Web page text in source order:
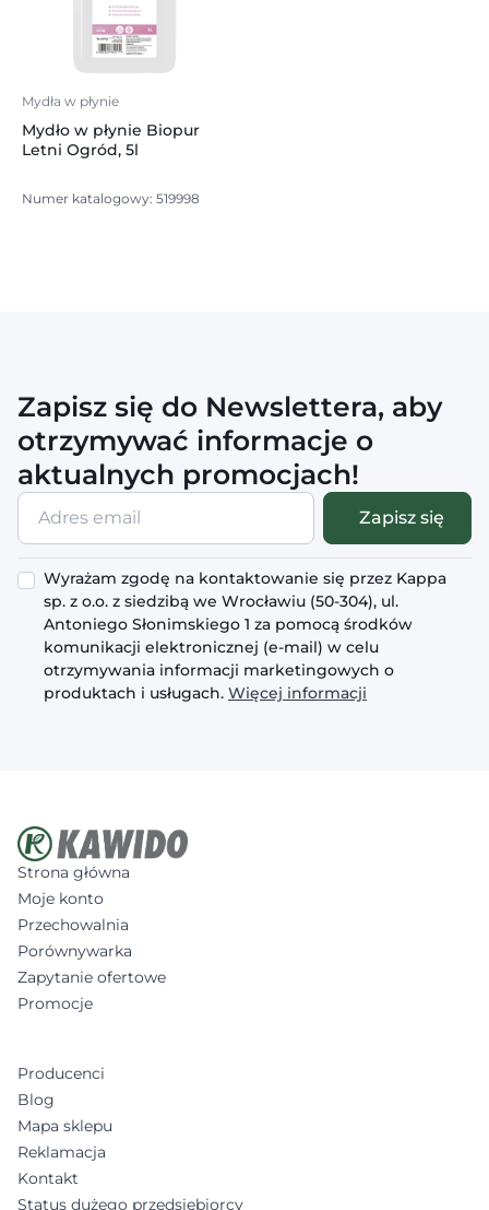
Mydła w płynie
Mydło w płynie Biopur
Letni Ogród, 5l
Numer katalogowy: 519998
Zapisz się do Newslettera, aby
otrzymywać informacje o
aktualnych promocjach!
Adres
email
Zapisz się
Wyrażam zgodę na kontaktowanie się przez Kappa
sp. z o.o. z siedzibą we Wrocławiu (50-304), ul.
Antoniego Słonimskiego 1 za pomocą środków
komunikacji elektronicznej (e-mail) w celu
otrzymywania informacji marketingowych o
produktach i usługach. Więcej informacji
Strona główna
Moje konto
Przechowalnia
Porównywarka
Zapytanie ofertowe
Promocje
Producenci
Blog
Mapa sklepu
Reklamacja
Kontakt
Status dużego przedsiębiorcy